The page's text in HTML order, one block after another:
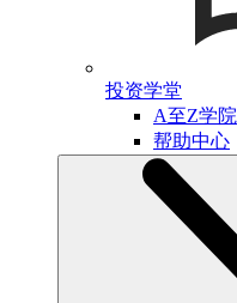
投资学堂
A至Z学院
帮助中心